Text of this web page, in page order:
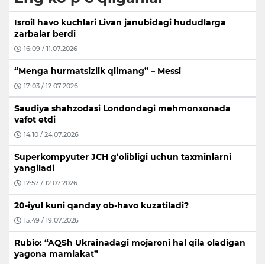
Isroil havo kuchlari Livan janubidagi hududlarga
zarbalar berdi
16:09 / 11.07.2026
“Menga hurmatsizlik qilmang” – Messi
17:03 / 12.07.2026
Saudiya shahzodasi Londondagi mehmonxonada
vafot etdi
14:10 / 24.07.2026
Superkompyuter JCH g‘olibligi uchun taxminlarni
yangiladi
12:57 / 12.07.2026
20-iyul kuni qanday ob-havo kuzatiladi?
15:49 / 19.07.2026
Rubio: “AQSh Ukrainadagi mojaroni hal qila oladigan
yagona mamlakat”